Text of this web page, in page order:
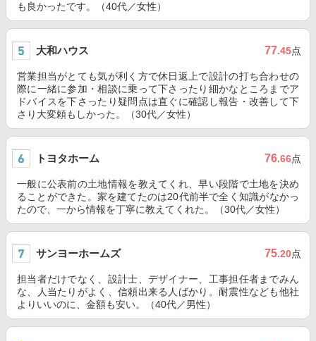
も良かったです。（40代／女性）
大和ハウス 77.45点
営業担当がとても気が利く方で休日返上で設計の打ち合わせの
際に一緒に参加・相談に乗って下さったり細かなところまでア
ドバイスを下さったり疑問点は直ぐに確認し報告・改善して下
さり大変頼もしかった。（30代／女性）
トヨタホーム 76.66点
一般に公表前の土地情報を教えてくれ、早い段階で土地を決め
ることができた。家を建てたのは20代前半で全く知識がなかっ
たので、一から情報を丁寧に教えてくれた。（30代／女性）
サンヨーホームズ 75.20点
担当者だけでなく、設計士、デザイナー、工事担任者までみん
な、人当たりがよく、信頼出来る人ばかり。耐震性なども他社
よりいいのに、金額も安い。（40代／男性）